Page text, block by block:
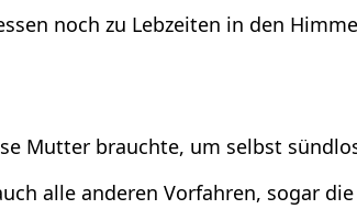
noch zu Lebzeiten in den
Mutter brauchte, um selbst
alle anderen Vorfahren, sogar